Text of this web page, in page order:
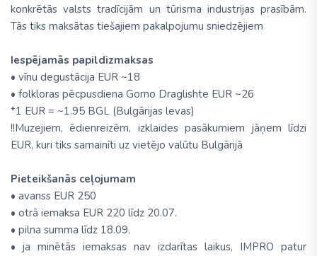
konkrētās valsts tradīcijām un tūrisma industrijas prasībām.
Tās tiks maksātas tiešajiem pakalpojumu sniedzējiem
Iespējamās papildizmaksas
• vīnu degustācija EUR ~18
• folkloras pēcpusdiena Gorno Draglishte EUR ~26
*1 EUR = ~1.95 BGL (Bulgārijas levas)
!!Muzejiem, ēdienreizēm, izklaides pasākumiem jāņem līdzi
EUR, kuri tiks samainīti uz vietējo valūtu Bulgārijā
Pieteikšanās ceļojumam
• avanss EUR 250
• otrā iemaksa EUR 220 līdz 20.07.
• pilna summa līdz 18.09.
• ja minētās iemaksas nav izdarītas laikus, IMPRO patur